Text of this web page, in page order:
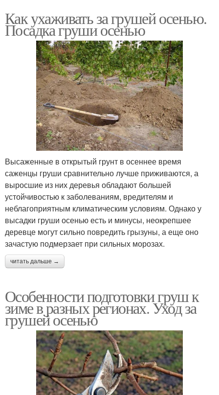
Как ухаживать за грушей осенью.
Посадка груши осенью
Высаженные в открытый грунт в осеннее время
саженцы груши сравнительно лучше приживаются, а
выросшие из них деревья обладают большей
устойчивостью к заболеваниям, вредителям и
неблагоприятным климатическим условиям. Однако у
высадки груши осенью есть и минусы, неокрепшее
деревце могут сильно повредить грызуны, а еще оно
зачастую подмерзает при сильных морозах.
читать дальше →
Особенности подготовки груш к
зиме в разных регионах. Уход за
грушей осенью